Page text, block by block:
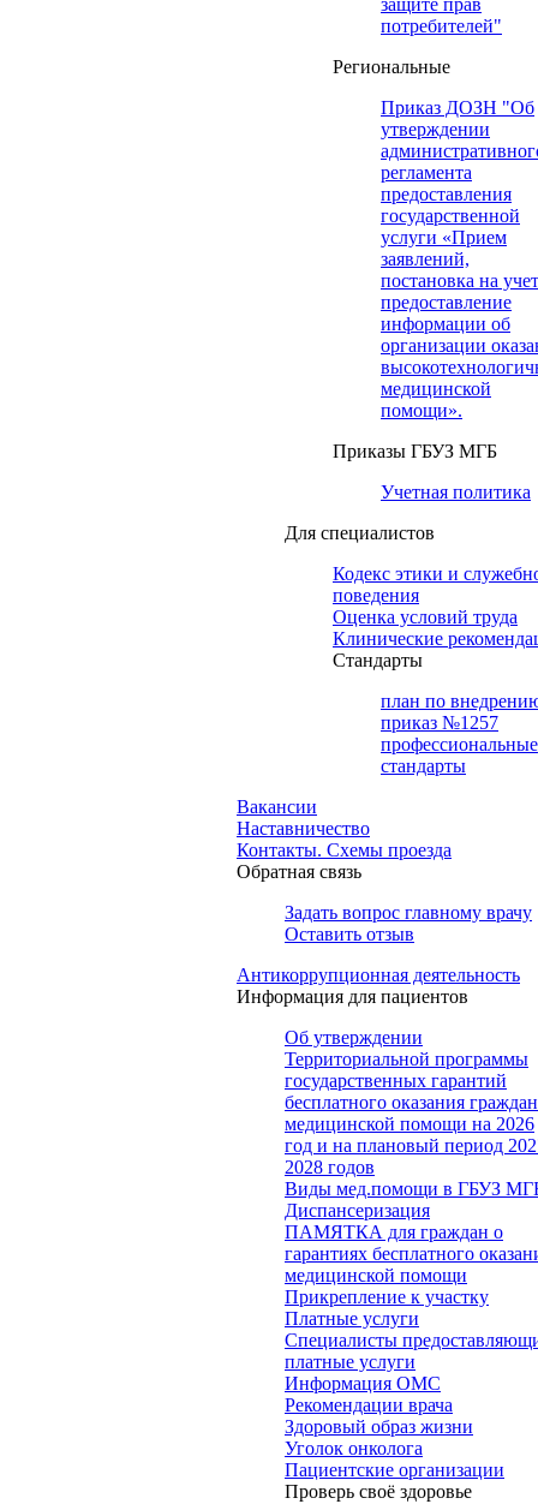
защите прав
потребителей"
Региональные
Приказ ДОЗН "Об
утверждении
регламента
предоставления
государственной
услуги «Прием
заявлений,
постановка на
предоставление
информации об
организации
медицинской
помощи».
Приказы ГБУЗ МГБ
Учетная политика
Для специалистов
Кодекс этики и
поведения
Оценка условий труда
Клинические
Cтандарты
план по
приказ №1257
профессиональные
стандарты
Вакансии
Наставничество
Контакты. Схемы проезда
Обратная связь
Задать вопрос главному врачу
Оставить отзыв
Антикоррупционная деятельность
Информация для пациентов
Об утверждении
Территориальной программы
государственных гарантий
бесплатного оказания
медицинской помощи на 2026
год и на плановый период
2028 годов
Виды мед.помощи в ГБУЗ
Диспансеризация
ПАМЯТКА для граждан о
гарантиях бесплатного
медицинской помощи
Прикрепление к участку
Платные услуги
Специалисты
платные услуги
Информация ОМС
Рекомендации врача
Здоровый образ жизни
Уголок онколога
Пациентские организации
Проверь своё здоровье